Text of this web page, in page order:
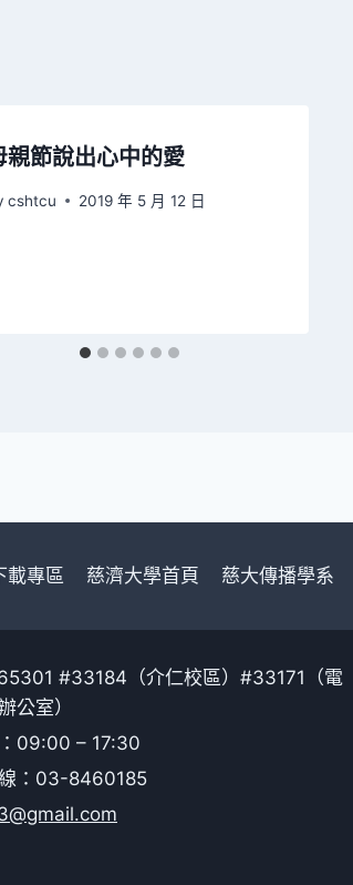
親節說出心中的愛
cshtcu 2019 年 5 月 12 日
載專區 慈濟大學首頁 慈大傳播學系
#33184（介仁校區）#33171（電
公室）
09:00 – 17:30
：03-8460185